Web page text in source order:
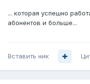
... которая успешно
абонентов и больше...
Вставить ник